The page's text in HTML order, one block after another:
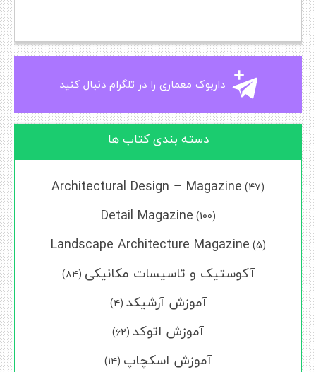
داربوک معماری را در تلگرام دنبال کنید
دسته بندی کتاب ها
Architectural Design – Magazine (47)
Detail Magazine (100)
Landscape Architecture Magazine (5)
آکوستیک و تاسیسات مکانیکی (۸۴)
آموزش آرشیکد (۴)
آموزش اتوکد (۶۲)
آموزش اسکچاپ (۱۴)